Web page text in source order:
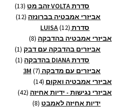
מוצרים סדרת VOLTA זהב מט 13
13
מוצרים
אביזרי אמבטיה בברונזה 12
12
סדרת LUISA 12
12
מוצרים
אביזרי אמבטיה בהדבקה 8
8
מוצריםאביזרים בהדבקה עם דבק 1מוצר
1
סדרת DIANA בהדבקה 1מוצר
אביזרים עם מדבקה 3M 7
7
מוצרים
אביזרי אמבטיה ואקום 14
14
מוצריםאביזרי נגישות - ידיות אחיזה 42
42
ידיות אחיזה לאמבט 8
8